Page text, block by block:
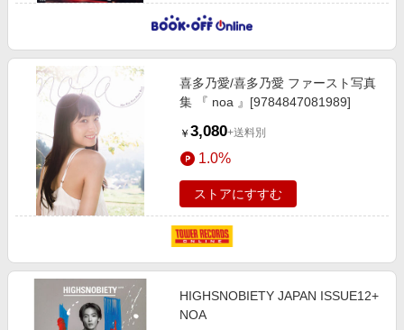
喜多乃愛/喜多乃愛 ファースト写真
集 『 noa 』[9784847081989]
￥ 3,080+送料別
1.0%
ストアにすすむ
HIGHSNOBIETY JAPAN ISSUE12+
NOA